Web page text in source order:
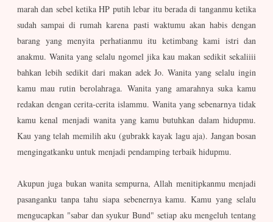
marah dan sebel ketika HP putih lebar itu berada di tanganmu ketika
sudah sampai di rumah karena pasti waktumu akan habis dengan
barang yang menyita perhatianmu itu ketimbang kami istri dan
anakmu. Wanita yang selalu ngomel jika kau makan sedikit sekaliiii
bahkan lebih sedikit dari makan adek Jo. Wanita yang selalu ingin
kamu mau rutin berolahraga. Wanita yang amarahnya suka kamu
redakan dengan cerita-cerita islammu. Wanita yang sebenarnya tidak
kamu kenal menjadi wanita yang kamu butuhkan dalam hidupmu.
Kau yang telah memilih aku (gubrakk kayak lagu aja). Jangan bosan
mengingatkanku untuk menjadi pendamping terbaik hidupmu.
Akupun juga bukan wanita sempurna, Allah menitipkanmu menjadi
pasanganku tanpa tahu siapa sebenernya kamu. Kamu yang selalu
mengucapkan "sabar dan syukur Bund" setiap aku mengeluh tentang